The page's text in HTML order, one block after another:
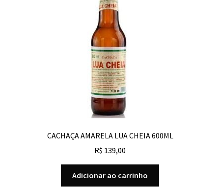
CACHAÇA AMARELA LUA CHEIA 600ML
R$ 139,00
Adicionar ao carrinho